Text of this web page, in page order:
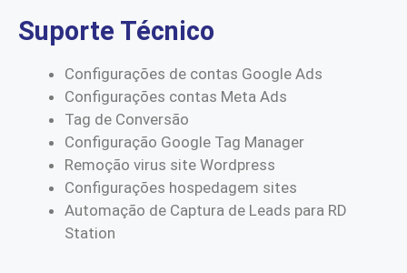
Suporte Técnico
Configurações de contas Google Ads
Configurações contas Meta Ads
Tag de Conversão
Configuração Google Tag Manager
Remoção virus site Wordpress
Configurações hospedagem sites
Automação de Captura de Leads para RD
Station